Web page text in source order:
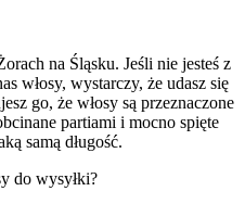
na Śląsku. Jeśli nie jesteś z
włosy, wystarczy, że udasz się
go, że włosy są przeznaczone
partiami i mocno spięte
samą długość.
do wysyłki?